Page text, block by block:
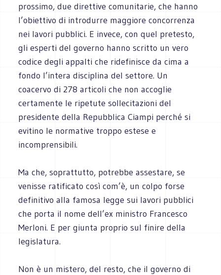
prossimo, due direttive comunitarie, che hanno
l’obiettivo di introdurre maggiore concorrenza
nei lavori pubblici. E invece, con quel pretesto,
gli esperti del governo hanno scritto un vero
codice degli appalti che ridefinisce da cima a
fondo l’intera disciplina del settore. Un
coacervo di 278 articoli che non accoglie
certamente le ripetute sollecitazioni del
presidente della Repubblica Ciampi perché si
evitino le normative troppo estese e
incomprensibili.
Ma che, soprattutto, potrebbe assestare, se
venisse ratificato così com’è, un colpo forse
definitivo alla famosa legge sui lavori pubblici
che porta il nome dell’ex ministro Francesco
Merloni. E per giunta proprio sul finire della
legislatura.
Non è un mistero, del resto, che il governo di